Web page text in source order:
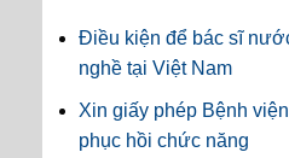
Điều kiện để bác sĩ
nghề tại Việt Nam
Xin giấy phép Bệnh
phục hồi chức năng